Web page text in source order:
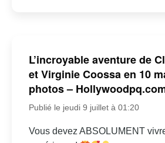
L’incroyable aventure de
et Virginie Coossa en 10
photos –
Publié le jeudi 9 juillet à 01:20
Vous devez ABSOLUMENT